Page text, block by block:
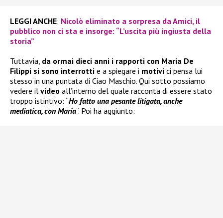
LEGGI ANCHE: Nicolò eliminato a sorpresa da Amici, il
pubblico non ci sta e insorge: “L’uscita più ingiusta della
storia”
Tuttavia, da ormai dieci anni i rapporti con Maria De
Filippi si sono interrotti e a spiegare i motivi ci pensa lui
stesso in una puntata di Ciao Maschio. Qui sotto possiamo
vedere il video all’interno del quale racconta di essere stato
troppo istintivo: “Ho fatto una pesante litigata, anche
mediatica, con Maria“. Poi ha aggiunto: